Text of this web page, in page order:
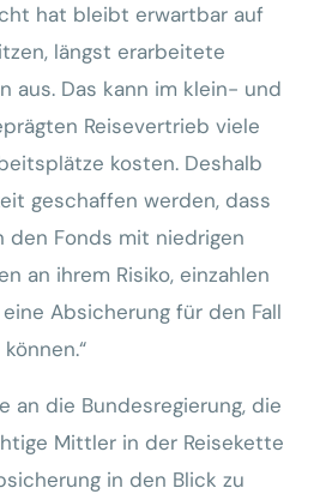
hat bleibt erwartbar auf
längst erarbeitete
aus. Das kann im klein- und
Reisevertrieb viele
kosten. Deshalb
geschaffen werden, dass
den Fonds mit niedrigen
an ihrem Risiko, einzahlen
Absicherung für den Fall
an die Bundesregierung, die
Mittler in der Reisekette
in den Blick zu